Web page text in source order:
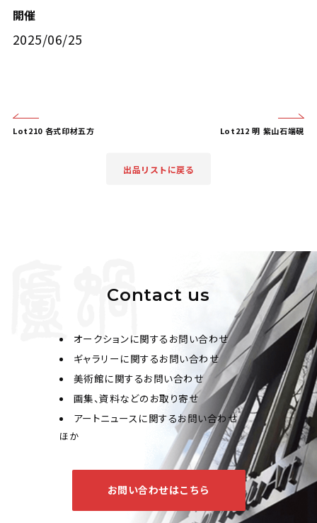
開催
2025/06/25
Lot210 各式印材五方 Lot212 明 紫山石端硯
出品リストに戻る
Contact us
オークションに関するお問い合わせ
ギャラリーに関するお問い合わせ
美術館に関するお問い合わせ
画集、資料などのお取り寄せ
アートニュースに関するお問い合わせ
ほか
お問い合わせはこちら